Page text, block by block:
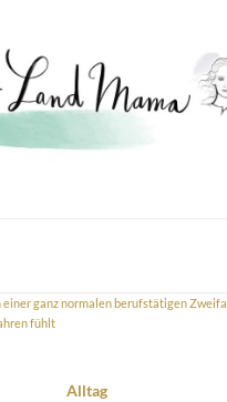
einer ganz normalen berufstätigen
fühlt
Alltag